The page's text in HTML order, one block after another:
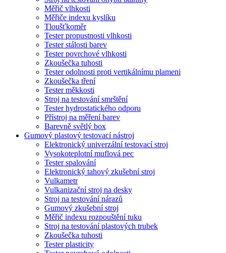
Měřič vlhkosti
Měřiče indexu kyslíku
Tloušťkoměr
Tester propustnosti vlhkosti
Tester stálosti barev
Tester povrchové vlhkosti
Zkoušečka tuhosti
Tester odolnosti proti vertikálnímu plameni
Zkoušečka tření
Tester měkkosti
Stroj na testování smrštění
Tester hydrostatického odporu
Přístroj na měření barev
Barevně světlý box
Gumový plastový testovací nástroj
Elektronický univerzální testovací stroj
Vysokoteplotní muflová pec
Tester spalování
Elektronický tahový zkušební stroj
Vulkametr
Vulkanizační stroj na desky
Stroj na testování nárazů
Gumový zkušební stroj
Měřič indexu rozpouštění tuku
Stroj na testování plastových trubek
Zkoušečka tuhosti
Tester plasticity